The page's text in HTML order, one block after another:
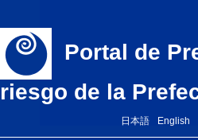
Portal de
riesgo de la
日本語 English